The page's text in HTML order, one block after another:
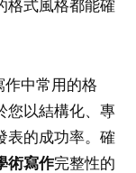
格式風格都能確
作中常用的格
您以結構化、專
表的成功率。確
術寫作完整性的